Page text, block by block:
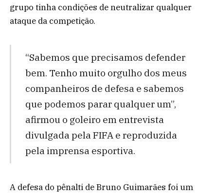
grupo tinha condições de neutralizar qualquer
ataque da competição.
“Sabemos que precisamos defender
bem. Tenho muito orgulho dos meus
companheiros de defesa e sabemos
que podemos parar qualquer um”,
afirmou o goleiro em entrevista
divulgada pela FIFA e reproduzida
pela imprensa esportiva.
A defesa do pênalti de Bruno Guimarães foi um